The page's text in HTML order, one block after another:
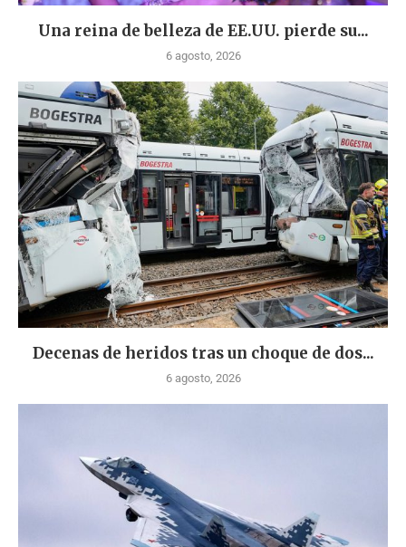
Una reina de belleza de EE.UU. pierde su...
6 agosto, 2026
Decenas de heridos tras un choque de dos...
6 agosto, 2026